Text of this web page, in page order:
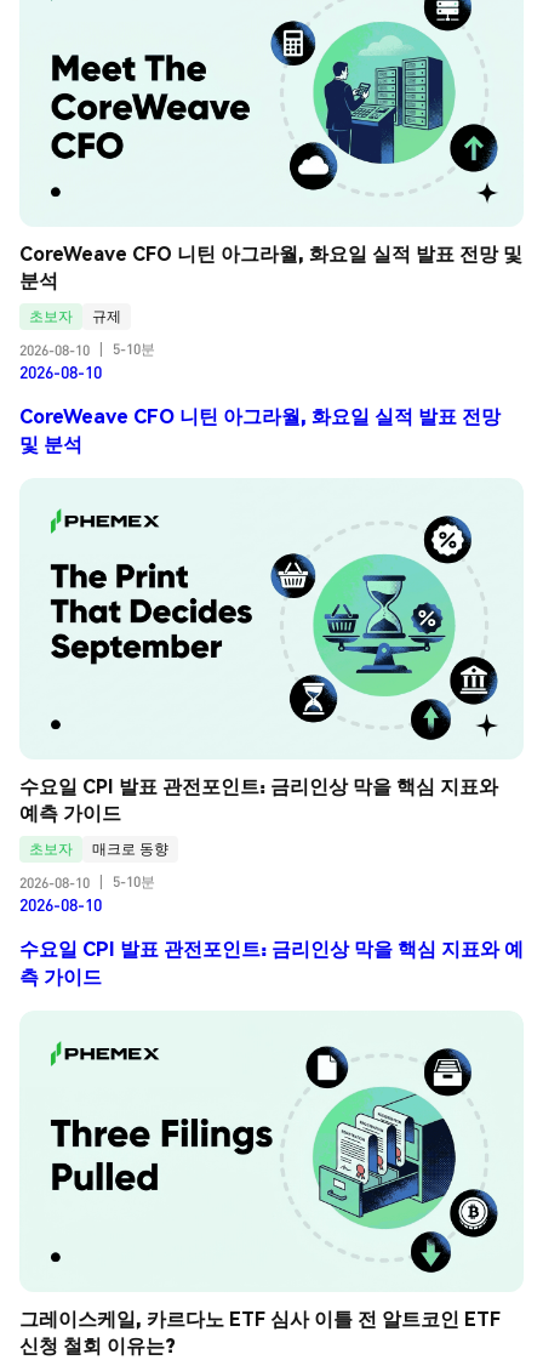
CoreWeave CFO 니틴 아그라월, 화요일 실적 발표 전망 및
분석
초보자
규제
2026-08-10
5-10분
2026-08-10
CoreWeave CFO 니틴 아그라월, 화요일 실적 발표 전망
및 분석
수요일 CPI 발표 관전포인트: 금리인상 막을 핵심 지표와
예측 가이드
초보자
매크로 동향
2026-08-10
5-10분
2026-08-10
수요일 CPI 발표 관전포인트: 금리인상 막을 핵심 지표와 예
측 가이드
그레이스케일, 카르다노 ETF 심사 이틀 전 알트코인 ETF
신청 철회 이유는?